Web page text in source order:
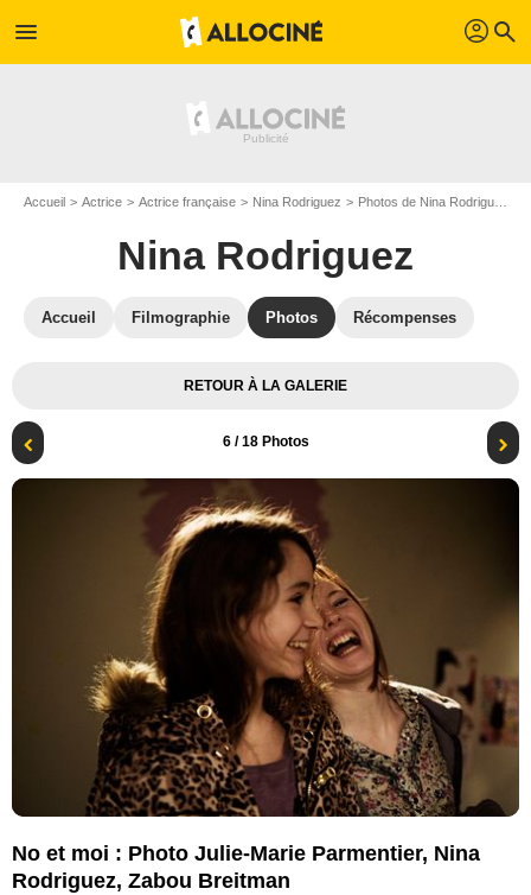
menu profil search
Accueil Actrice Actrice française Nina Rodriguez Photos de Nina Rodriguez
Nina Rodriguez
Accueil Filmographie Photos Récompenses
RETOUR À LA GALERIE
6/ 18 Photos
No et moi : Photo Julie-Marie Parmentier, Nina
Rodriguez, Zabou Breitman